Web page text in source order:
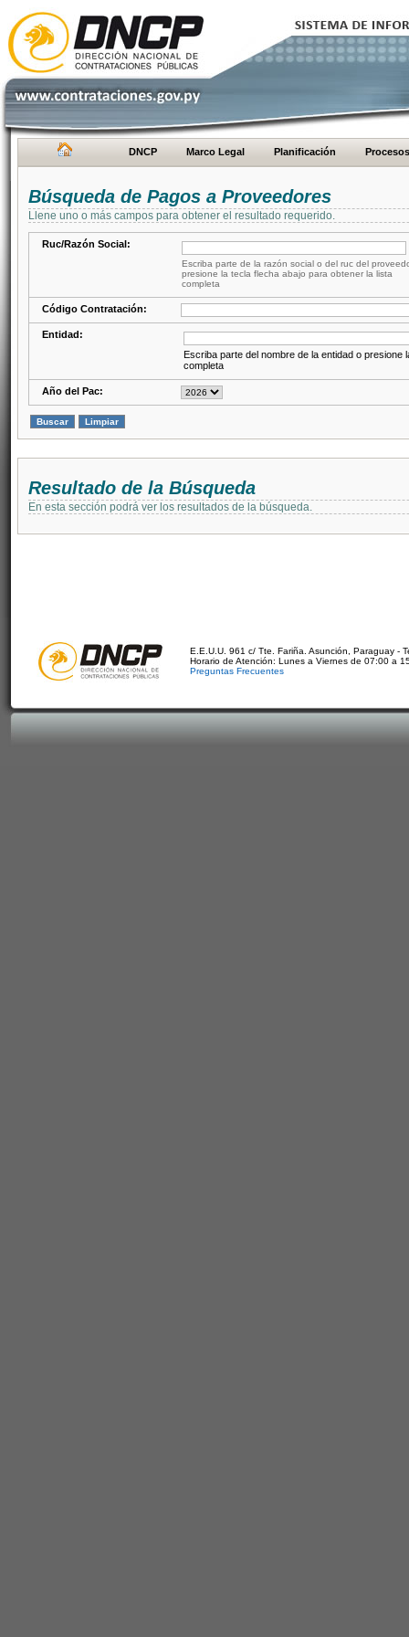
DNCP Marco Legal Planificación Procesos
Búsqueda de Pagos a Proveedores
Llene uno o más campos para obtener el resultado requerido.
Ruc/Razón Social:
Escriba parte de la razón social o del ruc del
presione la tecla flecha abajo para obtener la lista
completa
Código Contratación:
Entidad:
Escriba parte del nombre de la entidad o presione
completa
Año del Pac:
Resultado de la Búsqueda
En esta sección podrá ver los resultados de la búsqueda.
E.E.U.U. 961 c/ Tte. Fariña. Asunción, Paraguay -
Horario de Atención: Lunes a Viernes de 07:00 a
Preguntas Frecuentes